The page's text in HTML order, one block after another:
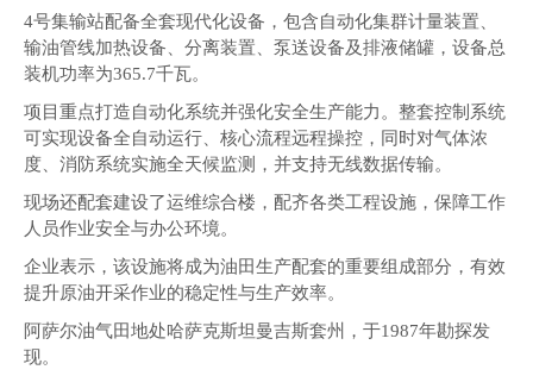
4号集输站配备全套现代化设备，包含自动化集群计量装置、
输油管线加热设备、分离装置、泵送设备及排液储罐，设备总
装机功率为365.7千瓦。
项目重点打造自动化系统并强化安全生产能力。整套控制系统
可实现设备全自动运行、核心流程远程操控，同时对气体浓
度、消防系统实施全天候监测，并支持无线数据传输。
现场还配套建设了运维综合楼，配齐各类工程设施，保障工作
人员作业安全与办公环境。
企业表示，该设施将成为油田生产配套的重要组成部分，有效
提升原油开采作业的稳定性与生产效率。
阿萨尔油气田地处哈萨克斯坦曼吉斯套州，于1987年勘探发
现。